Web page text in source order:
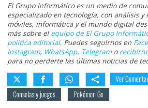
El Grupo Informático es un medio de
especializado en tecnología, con análisis y
móviles, informática y el mundo digital
más sobre el equipo de El Grupo
política editorial. Puedes seguirnos en
Instagram, WhatsApp, Telegramo
para no perderte las últimas noticias de
Ver
Consolas y juegos
Pokémon Go